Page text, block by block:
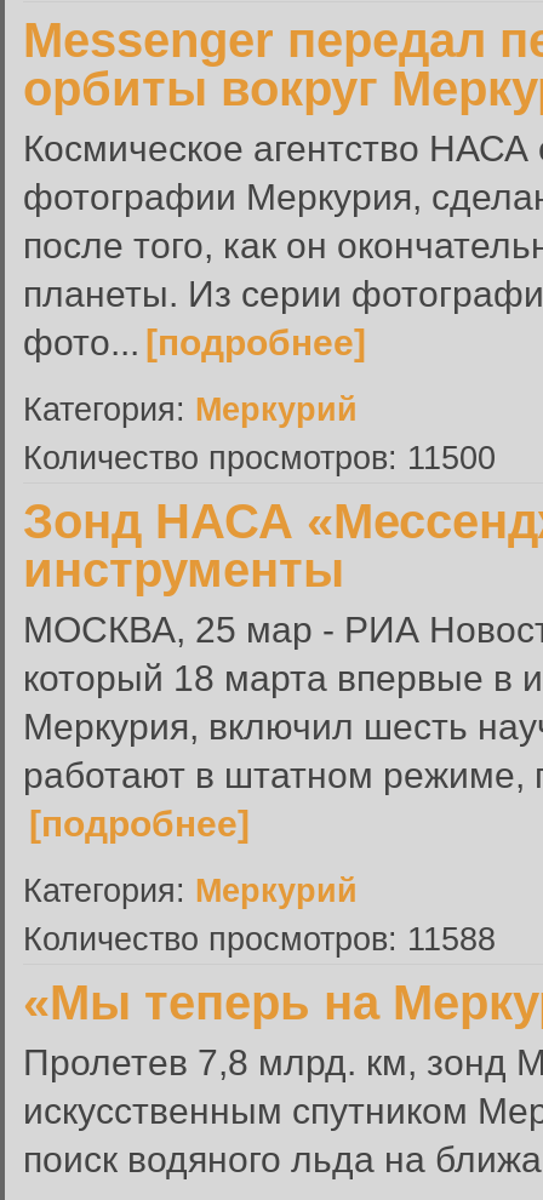
Messenger передал
орбиты вокруг
Космическое агентство
фотографии Меркурия,
после того, как он
планеты. Из серии
фото... [подробнее]
Категория: Меркурий
Количество просмотров: 11500
Зонд НАСА
инструменты
МОСКВА, 25 мар - РИА
который 18 марта впервые в
Меркурия, включил шесть
работают в штатном режиме,
[подробнее]
Категория: Меркурий
Количество просмотров: 11588
«Мы теперь на
Пролетев 7,8 млрд. км, зонд
искусственным спутником
поиск водяного льда на